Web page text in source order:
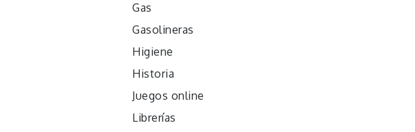
Gas
Gasolineras
Higiene
Historia
Juegos online
Librerías